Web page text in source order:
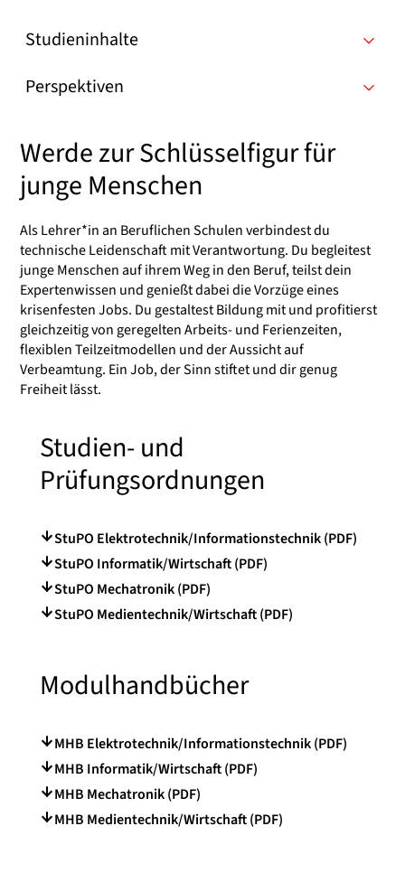
Studieninhalte
Perspektiven
Werde zur Schlüsselfigur für
junge Menschen
Als Lehrer*in an Beruflichen Schulen verbindest du
technische Leidenschaft mit Verantwortung. Du begleitest
junge Menschen auf ihrem Weg in den Beruf, teilst dein
Expertenwissen und genießt dabei die Vorzüge eines
krisenfesten Jobs. Du gestaltest Bildung mit und profitierst
gleichzeitig von geregelten Arbeits- und Ferienzeiten,
flexiblen Teilzeitmodellen und der Aussicht auf
Verbeamtung. Ein Job, der Sinn stiftet und dir genug
Freiheit lässt.
Studien- und
Prüfungsordnungen
StuPO Elektrotechnik/Informationstechnik (PDF)
StuPO Informatik/Wirtschaft (PDF)
StuPO Mechatronik (PDF)
StuPO Medientechnik/Wirtschaft (PDF)
Modulhandbücher
MHB Elektrotechnik/Informationstechnik (PDF)
MHB Informatik/Wirtschaft (PDF)
MHB Mechatronik (PDF)
MHB Medientechnik/Wirtschaft (PDF)